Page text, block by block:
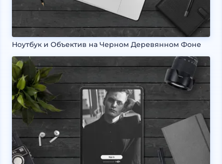
Ноутбук и Объектив на Черном Деревянном Фоне